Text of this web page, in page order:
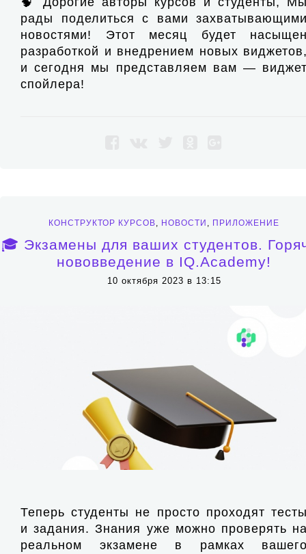
рады поделиться с вами
новостями! Этот месяц будет
разработкой и внедрением новых
и сегодня мы представляем вам —
спойлера!
КОНСТРУКТОР КУРСОВ, НОВОСТИ , ПРИЛОЖЕНИЕ
🎓 Экзамены для ваших студентов.
нововведение в IQ.Academy!
10 октября 2023 в 13:15
Теперь студенты не просто проходят
и задания. Знания уже можно проверять
реальном экзамене в рамках